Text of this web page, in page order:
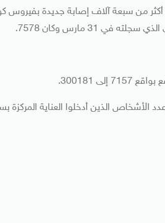
من سبعة آلاف إصابة جديدة بفيروس
31 مارس وكان 7578.
300181.
الأربعاء. كما ارتفع عدد الأشخاص الذين أدخلوا